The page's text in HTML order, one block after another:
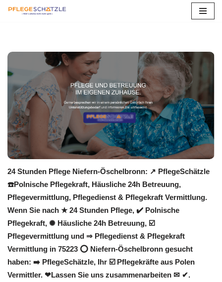
springen
24 Stunden Pflege Niefern-Öschelbronn: ↗️ PflegeSchätzle
☎️Polnische Pflegekraft, Häusliche 24h Betreuung,
Pflegevermittlung, Pflegedienst & Pflegekraft Vermittlung.
Wenn Sie nach ★ 24 Stunden Pflege, ✔️ Polnische
Pflegekraft, ✺ Häusliche 24h Betreuung, ☑️
Pflegevermittlung und ⇒ Pflegedienst & Pflegekraft
Vermittlung in 75223 ⭕ Niefern-Öschelbronn gesucht
haben: ➡️ PflegeSchätzle, Ihr ☑️ Pflegekräfte aus Polen
Vermittler. ❤Lassen Sie uns zusammenarbeiten ✉ ✔.